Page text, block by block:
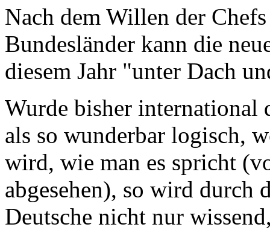
Nach dem Willen der
Bundesländer kann die
diesem Jahr "unter Dach
Wurde bisher international
als so wunderbar logisch,
wird, wie man es spricht
abgesehen), so wird durch
Deutsche nicht nur